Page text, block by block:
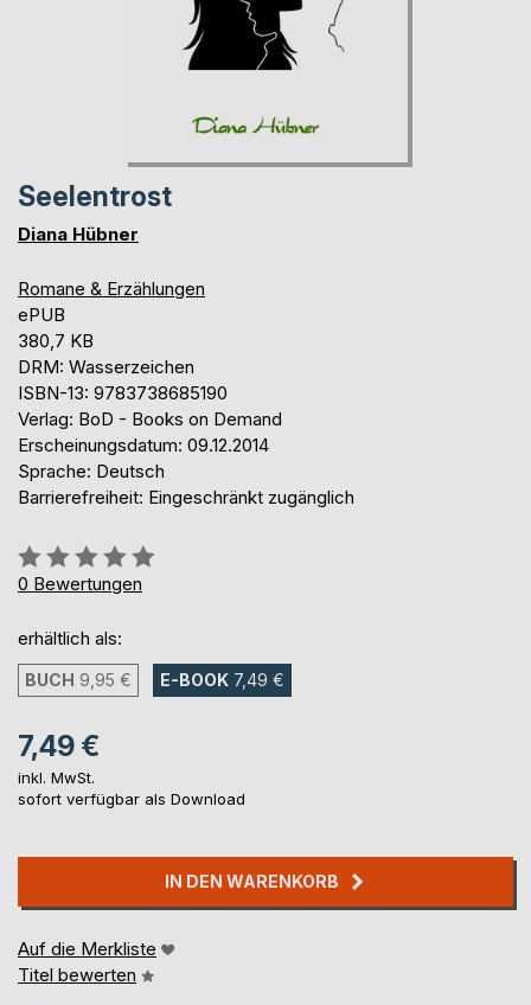
Seelentrost
Diana Hübner
Romane & Erzählungen
ePUB
380,7 KB
DRM: Wasserzeichen
ISBN-13: 9783738685190
Verlag: BoD - Books on Demand
Erscheinungsdatum: 09.12.2014
Sprache: Deutsch
Barrierefreiheit: Eingeschränkt zugänglich
Bewertung::
0%
0 Bewertungen
erhältlich als:
BUCH 9,95 € E-BOOK 7,49 €
7,49 €
inkl. MwSt.
sofort verfügbar als Download
IN DEN WARENKORB
Auf die Merkliste
Titel bewerten